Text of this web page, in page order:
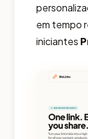
em tempo
iniciantes